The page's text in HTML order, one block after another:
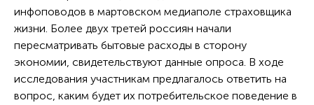
инфоповодов в мартовском медиаполе страховщика
жизни. Более двух третей россиян начали
пересматривать бытовые расходы в сторону
экономии, свидетельствуют данные опроса. В ходе
исследования участникам предлагалось ответить на
вопрос, каким будет их потребительское поведение в